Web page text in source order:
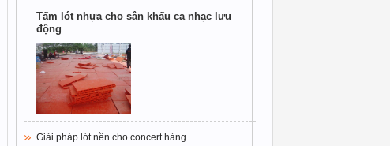
Tấm lót nhựa cho sân khấu ca nhạc lưu
động
Giải pháp lót nền cho concert hàng...